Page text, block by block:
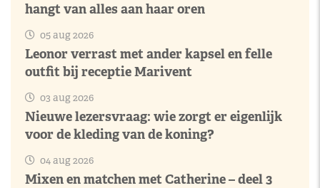
hangt van alles aan haar oren
05 aug 2026
Leonor verrast met ander kapsel en felle
outfit bij receptie Marivent
03 aug 2026
Nieuwe lezersvraag: wie zorgt er eigenlijk
voor de kleding van de koning?
04 aug 2026
Mixen en matchen met Catherine – deel 3